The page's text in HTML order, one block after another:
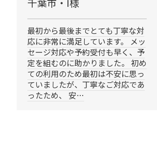
最初から最後までとても丁寧な対
応に非常に満足しています。 メッ
セージ対応や予約受付も早く、予
定を組むのに助かりました。 初め
ての利用のため最初は不安に思っ
ていましたが、丁寧なご対応であ
ったため、 安…